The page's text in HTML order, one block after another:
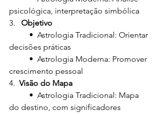
psicológica, interpretação simbólica
3.
Objetivo
decisões práticas
crescimento pessoal
4. Visão do Mapa
do destino, com significadores